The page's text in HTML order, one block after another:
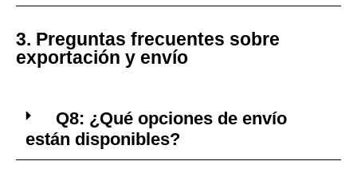
3. Preguntas frecuentes sobre
exportación y envío
Q8: ¿Qué opciones de envío
están disponibles?